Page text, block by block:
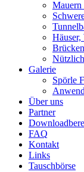
Galerie
Spörle
Über uns
Partner
FAQ
Kontakt
Links
Tauschbörse